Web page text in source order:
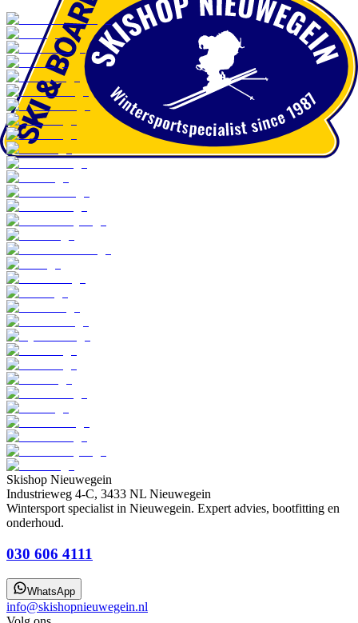
Skishop Nieuwegein
Industrieweg 4-C, 3433 NL Nieuwegein
Wintersport specialist in Nieuwegein. Expert advies, bootfitting en
onderhoud.
030 606 4111
WhatsApp
info@skishopnieuwegein.nl